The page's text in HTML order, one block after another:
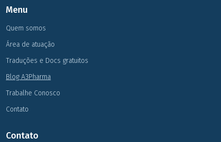
Menu
Quem somos
Área de atuação
Traduções e Docs gratuitos
Blog A3Pharma
Trabalhe Conosco
Contato
Contato